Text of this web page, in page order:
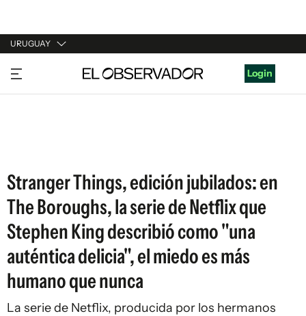
URUGUAY
URUGUAY
ARGENTINA
Login
Stranger Things, edición jubilados: en
The Boroughs, la serie de Netflix que
Stephen King describió como "una
auténtica delicia", el miedo es más
humano que nunca
La serie de Netflix, producida por los hermanos